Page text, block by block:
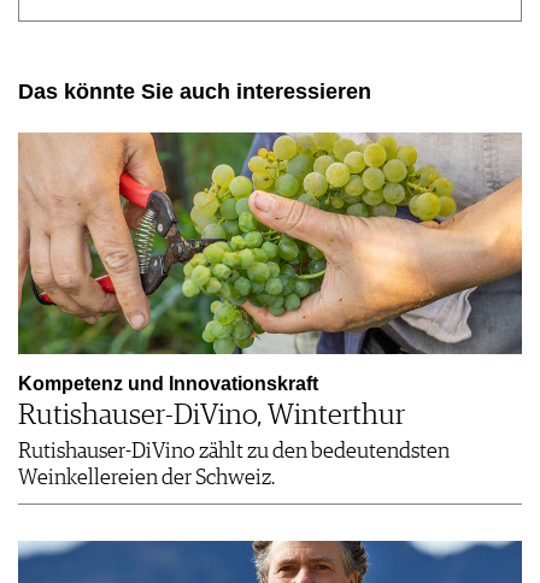
Das könnte Sie auch interessieren
Kompetenz und Innovationskraft
Rutishauser-DiVino, Winterthur
Rutishauser-DiVino zählt zu den bedeutendsten
Weinkellereien der Schweiz.